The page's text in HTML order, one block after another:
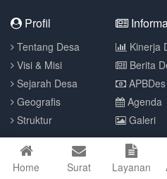
Home Surat Layanan
Profil
Tentang Desa
Visi & Misi
Sejarah Desa
Geografis
Struktur
Kinerja
Berita
APBDes
Agenda
Galeri
© 2026 Pemerintah Desa